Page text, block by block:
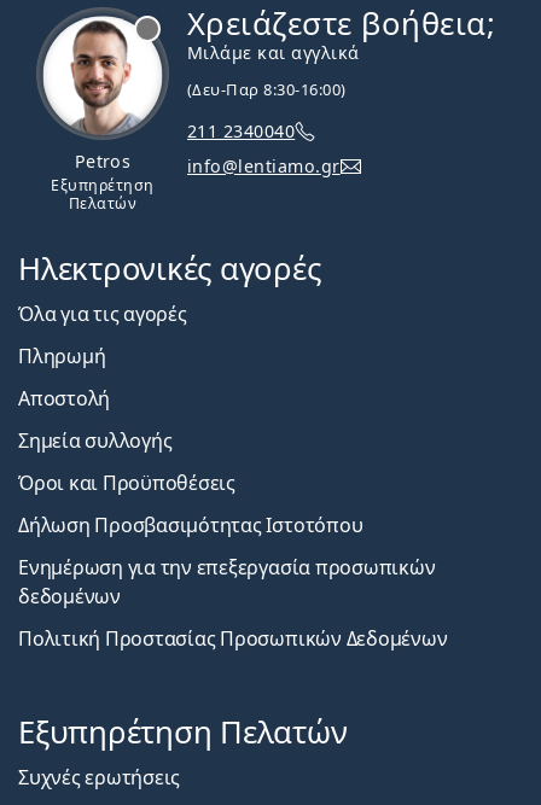
Petros
Εξυπηρέτηση
Πελατών
Χρειάζεστε βοήθεια;
Μιλάμε και αγγλικά
(Δευ-Παρ 8:30-16:00)
211 2340040
info@lentiamo.gr
Ηλεκτρονικές αγορές
Όλα για τις αγορές
Πληρωμή
Αποστολή
Σημεία συλλογής
Όροι και Προϋποθέσεις
Δήλωση Προσβασιμότητας Ιστοτόπου
Ενημέρωση για την επεξεργασία προσωπικών
δεδομένων
Πολιτική Προστασίας Προσωπικών Δεδομένων
Εξυπηρέτηση Πελατών
Συχνές ερωτήσεις